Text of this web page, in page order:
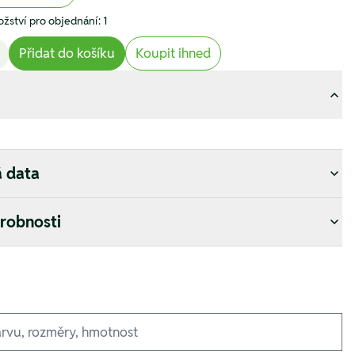
pro objednání: 1
Přidat do košíku Koupit ihned
data